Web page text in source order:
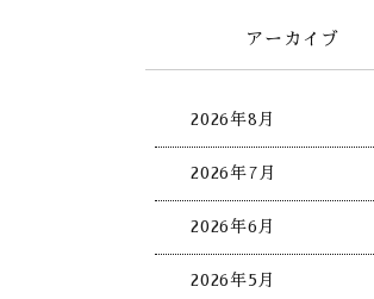
アーカイブ
2026年8月
2026年7月
2026年6月
2026年5月